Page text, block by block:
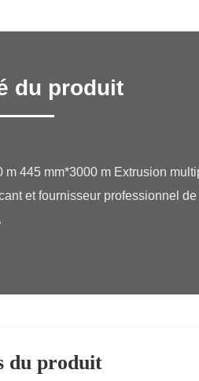
du produit
et fournisseur professionnel
du produit